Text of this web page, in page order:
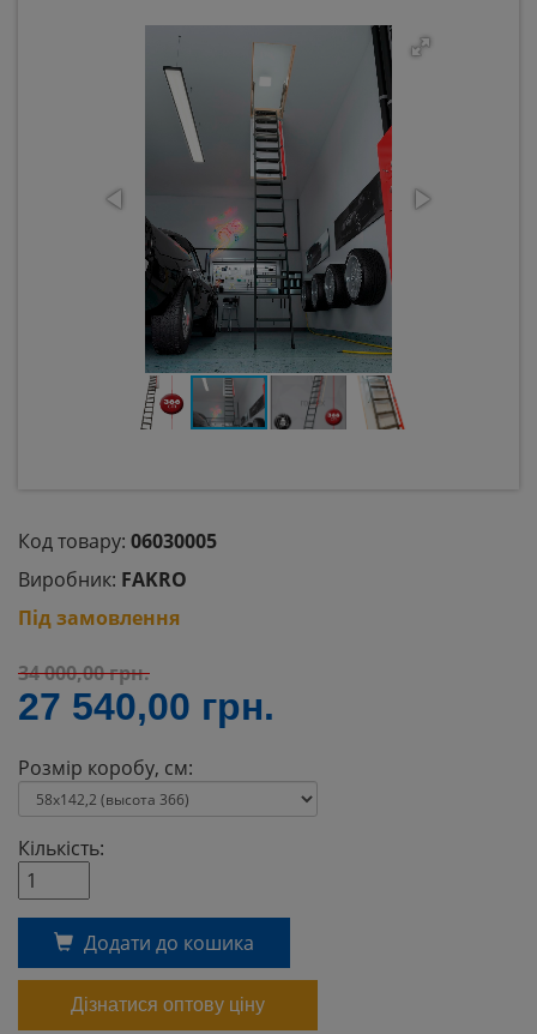
Код товару: 06030005
Виробник: FAKRO
Під замовлення
34 000,00грн.
27 540,00 грн.
Розмір коробу, см:
Кількість:
Додати до кошика
Дізнатися оптову ціну